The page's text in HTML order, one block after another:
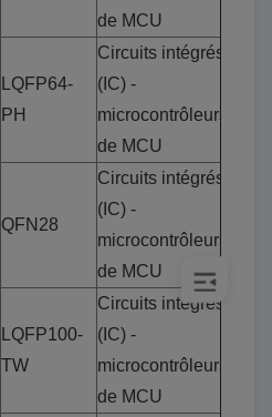
de MCU
LQFP64-
PH
Circuits intégrés
(IC) -
microcontrôleurs
de MCU
QFN28
Circuits intégrés
(IC) -
microcontrôleurs
de MCU
LQFP100-
TW
Circuits intégrés
(IC) -
microcontrôleurs
de MCU